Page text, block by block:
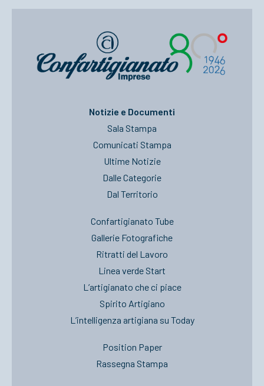
Notizie e Documenti
Sala Stampa
Comunicati Stampa
Ultime Notizie
Dalle Categorie
Dal Territorio
Confartigianato Tube
Gallerie Fotografiche
Ritratti del Lavoro
Linea verde Start
L’artigianato che ci piace
Spirito Artigiano
L’intelligenza artigiana su Today
Position Paper
Rassegna Stampa